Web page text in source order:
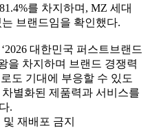
를 차지하며, MZ 세대
브랜드임을 확인했다.
대한민국 퍼스트브랜드
을 차지하며 브랜드 경쟁력
도 기대에 부응할 수 있도
별화된 제품력과 서비스를
.
재배포 금지